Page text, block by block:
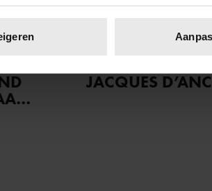
identificeren door het actief te scannen
moment wijzigen of intrekken in de
om content en advertenties te
analyseren. Ook delen we informatie
52
VEEL
JACQUES